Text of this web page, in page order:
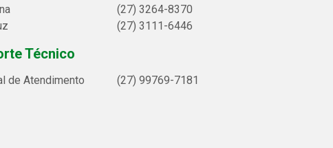
(27) 3264-8370
(27) 3111-6446
Técnico
de Atendimento (27) 99769-7181